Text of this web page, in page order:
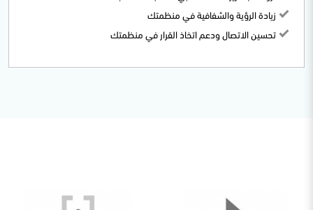
زيادة الرؤية والشفافية في منظمتك
تحسين الاتصال ودعم اتخاذ القرار في منظمتك